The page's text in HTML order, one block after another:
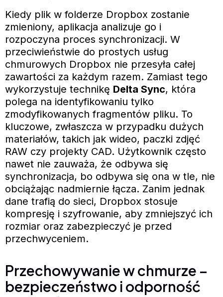
Kiedy plik w folderze Dropbox zostanie
zmieniony, aplikacja analizuje go i
rozpoczyna proces synchronizacji. W
przeciwieństwie do prostych usług
chmurowych Dropbox nie przesyła całej
zawartości za każdym razem. Zamiast tego
wykorzystuje technikę Delta Sync, która
polega na identyfikowaniu tylko
zmodyfikowanych fragmentów pliku. To
kluczowe, zwłaszcza w przypadku dużych
materiałów, takich jak wideo, paczki zdjęć
RAW czy projekty CAD. Użytkownik często
nawet nie zauważa, że odbywa się
synchronizacja, bo odbywa się ona w tle, nie
obciążając nadmiernie łącza. Zanim jednak
dane trafią do sieci, Dropbox stosuje
kompresję i szyfrowanie, aby zmniejszyć ich
rozmiar oraz zabezpieczyć je przed
przechwyceniem.
Przechowywanie w chmurze –
bezpieczeństwo i odporność